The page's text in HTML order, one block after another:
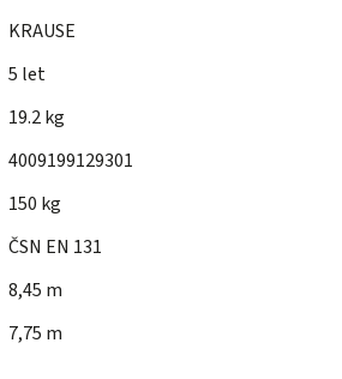
KRAUSE
5 let
19.2 kg
4009199129301
150 kg
ČSN EN 131
8,45 m
7,75 m